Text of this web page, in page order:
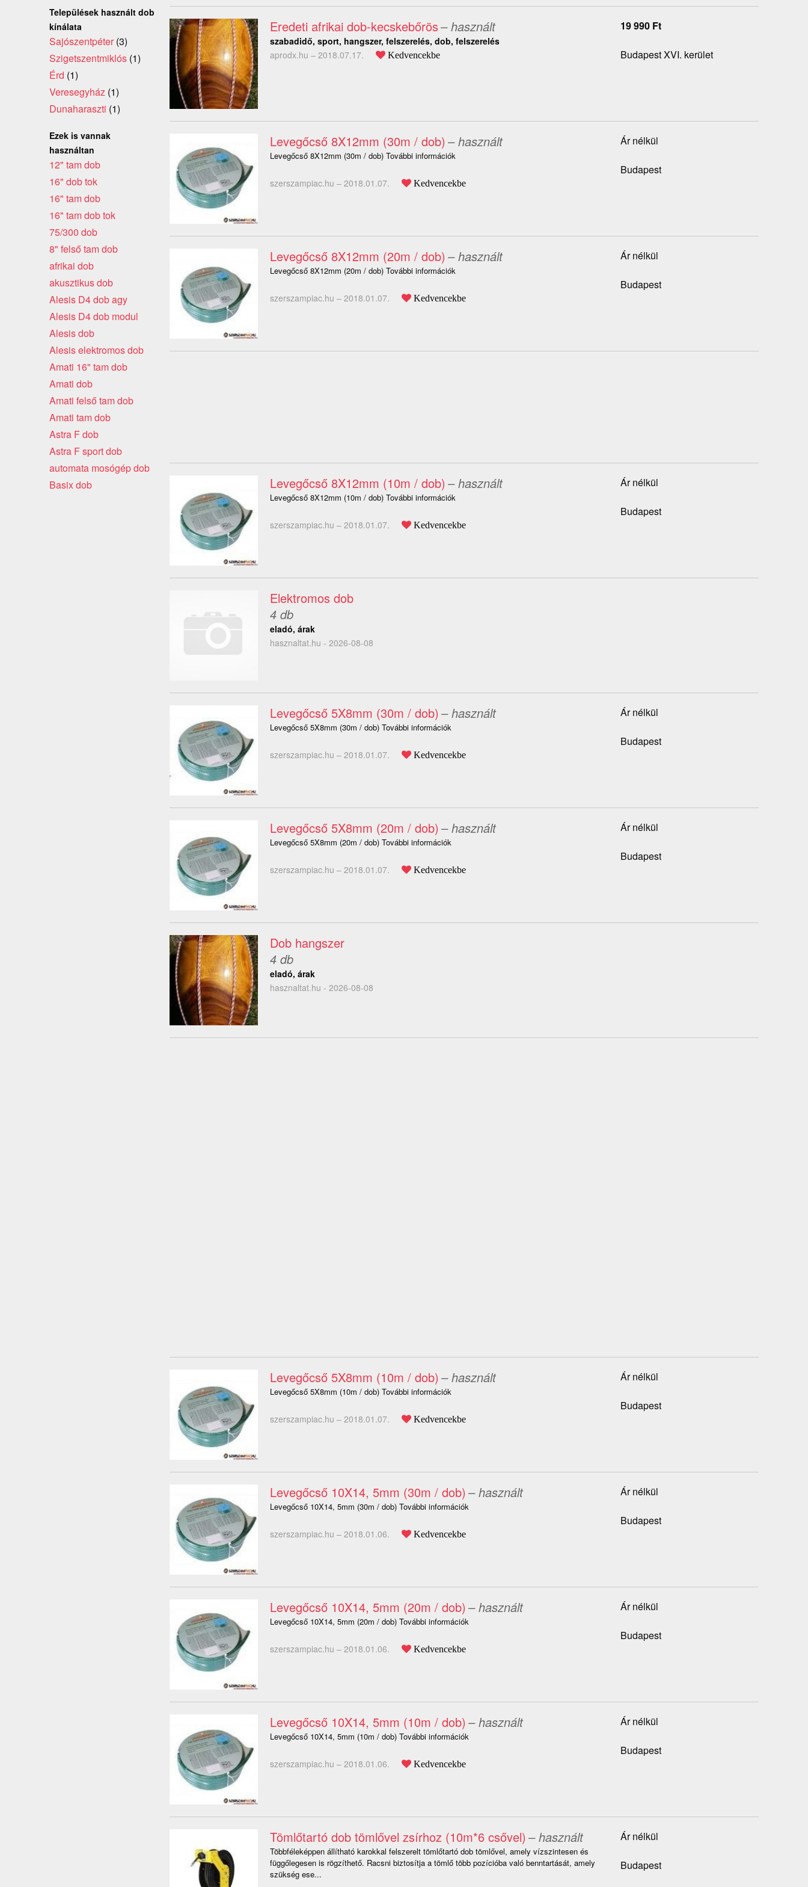
Eredeti afrikai dob-kecskebőrös– használt
szabadidő, sport, hangszer, felszerelés, dob, felszerelés
aprodx.hu – 2018.07.17. Kedvencekbe
19 990 Ft
Budapest XVI. kerület
Levegőcső 8X12mm (30m / dob) – használt
Levegőcső 8X12mm (30m / dob) További információk
szerszampiac.hu – 2018.01.07. Kedvencekbe
Ár nélkül
Budapest
Levegőcső 8X12mm (20m / dob) – használt
Levegőcső 8X12mm (20m / dob) További információk
szerszampiac.hu – 2018.01.07. Kedvencekbe
Ár nélkül
Budapest
Levegőcső 8X12mm (10m / dob) – használt
Levegőcső 8X12mm (10m / dob) További információk
szerszampiac.hu – 2018.01.07. Kedvencekbe
Ár nélkül
Budapest
Elektromos dob
4 db
eladó, árak
hasznaltat.hu - 2026-08-08
Levegőcső 5X8mm (30m / dob) – használt
Levegőcső 5X8mm (30m / dob) További információk
szerszampiac.hu – 2018.01.07. Kedvencekbe
Ár nélkül
Budapest
Levegőcső 5X8mm (20m / dob) – használt
Levegőcső 5X8mm (20m / dob) További információk
szerszampiac.hu – 2018.01.07. Kedvencekbe
Ár nélkül
Budapest
Dob hangszer
4 db
eladó, árak
hasznaltat.hu - 2026-08-08
Levegőcső 5X8mm (10m / dob) – használt
Levegőcső 5X8mm (10m / dob) További információk
szerszampiac.hu – 2018.01.07. Kedvencekbe
Ár nélkül
Budapest
Levegőcső 10X14, 5mm (30m / dob) – használt
Levegőcső 10X14, 5mm (30m / dob) További információk
szerszampiac.hu – 2018.01.06. Kedvencekbe
Ár nélkül
Budapest
Levegőcső 10X14, 5mm (20m / dob) – használt
Levegőcső 10X14, 5mm (20m / dob) További információk
szerszampiac.hu – 2018.01.06. Kedvencekbe
Ár nélkül
Budapest
Levegőcső 10X14, 5mm (10m / dob) – használt
Levegőcső 10X14, 5mm (10m / dob) További információk
szerszampiac.hu – 2018.01.06. Kedvencekbe
Ár nélkül
Budapest
Tömlőtartó dob tömlővel zsírhoz (10m*6 csővel) – használt
Többféleképpen állítható karokkal felszerelt tömlőtartó dob tömlővel, amely vízszintesen és
függőlegesen is rögzíthető. Racsni biztosítja a tömlő több pozícióba való benntartását, amely
szükség ese...
Ár nélkül
Budapest
Települések használt dob
kínálata
Sajószentpéter (3)
Szigetszentmiklós (1)
Érd (1)
Veresegyház (1)
Dunaharaszti (1)
Ezek is vannak
használtan
12" tam dob
16" dob tok
16" tam dob
16" tam dob tok
75/300 dob
8" felső tam dob
afrikai dob
akusztikus dob
Alesis D4 dob agy
Alesis D4 dob modul
Alesis dob
Alesis elektromos dob
Amati 16" tam dob
Amati dob
Amati felső tam dob
Amati tam dob
Astra F dob
Astra F sport dob
automata mosógép dob
Basix dob